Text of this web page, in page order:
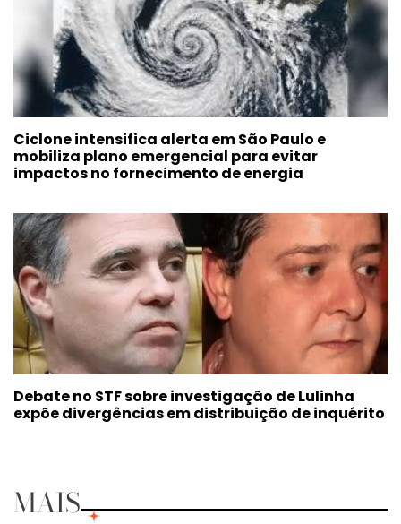
Ciclone intensifica alerta em São Paulo e
mobiliza plano emergencial para evitar
impactos no fornecimento de energia
Debate no STF sobre investigação de Lulinha
expõe divergências em distribuição de inquérito
MAIS